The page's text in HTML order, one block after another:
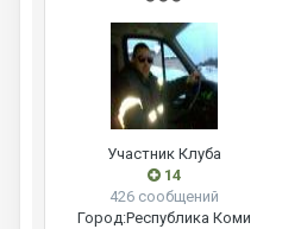
Участник Клуба
14
426 сообщений
Город:Республика Коми